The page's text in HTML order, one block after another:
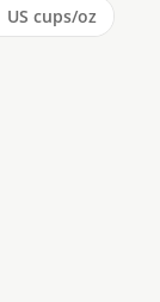
US cups/oz